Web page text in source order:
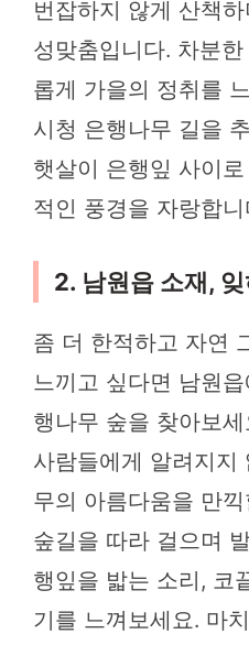
번잡하지 않게 산책
성맞춤입니다. 차분
롭게 가을의 정취를
시청 은행나무 길을
햇살이 은행잎 사이
적인 풍경을 자랑합니
2. 남원읍 소재,
좀 더 한적하고 자연
느끼고 싶다면 남원
행나무 숲을 찾아보
사람들에게 알려지지
무의 아름다움을 만
숲길을 따라 걸으며
행잎을 밟는 소리, 코
기를 느껴보세요. 마